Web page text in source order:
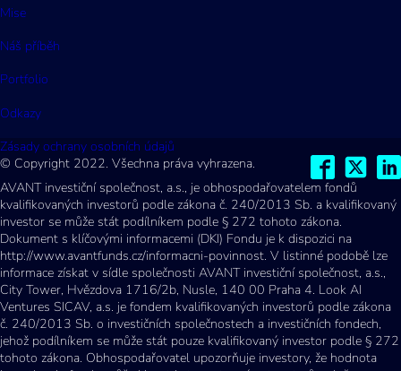
Mise
Náš příběh
Portfolio
Odkazy
Zásady ochrany osobních údajů
© Copyright 2022. Všechna práva vyhrazena.
AVANT investiční společnost, a.s., je obhospodařovatelem fondů
kvalifikovaných investorů podle zákona č. 240/2013 Sb. a kvalifikovaný
investor se může stát podílníkem podle § 272 tohoto zákona.
Dokument s klíčovými informacemi (DKI) Fondu je k dispozici na
http://www.avantfunds.cz/informacni-povinnost. V listinné podobě lze
informace získat v sídle společnosti AVANT investiční společnost, a.s.,
City Tower, Hvězdova 1716/2b, Nusle, 140 00 Praha 4. Look AI
Ventures SICAV, a.s. je fondem kvalifikovaných investorů podle zákona
č. 240/2013 Sb. o investičních společnostech a investičních fondech,
jehož podílníkem se může stát pouze kvalifikovaný investor podle § 272
tohoto zákona. Obhospodařovatel upozorňuje investory, že hodnota